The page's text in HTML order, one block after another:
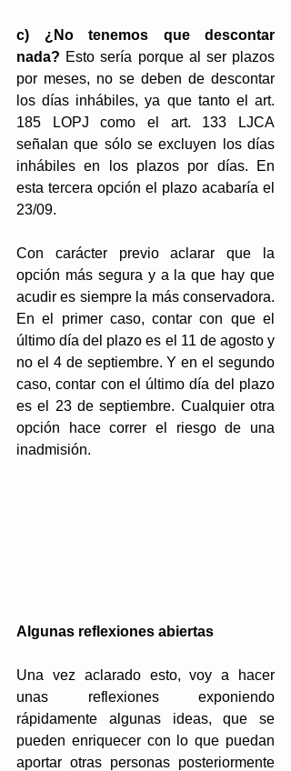
c) ¿No tenemos que descontar
nada? Esto sería porque al ser plazos
por meses, no se deben de descontar
los días inhábiles, ya que tanto el art.
185 LOPJ como el art. 133 LJCA
señalan que sólo se excluyen los días
inhábiles en los plazos por días. En
esta tercera opción el plazo acabaría el
23/09.
Con carácter previo aclarar que la
opción más segura y a la que hay que
acudir es siempre la más conservadora.
En el primer caso, contar con que el
último día del plazo es el 11 de agosto y
no el 4 de septiembre. Y en el segundo
caso, contar con el último día del plazo
es el 23 de septiembre. Cualquier otra
opción hace correr el riesgo de una
inadmisión.
Algunas reflexiones abiertas
Una vez aclarado esto, voy a hacer
unas reflexiones exponiendo
rápidamente algunas ideas, que se
pueden enriquecer con lo que puedan
aportar otras personas posteriormente